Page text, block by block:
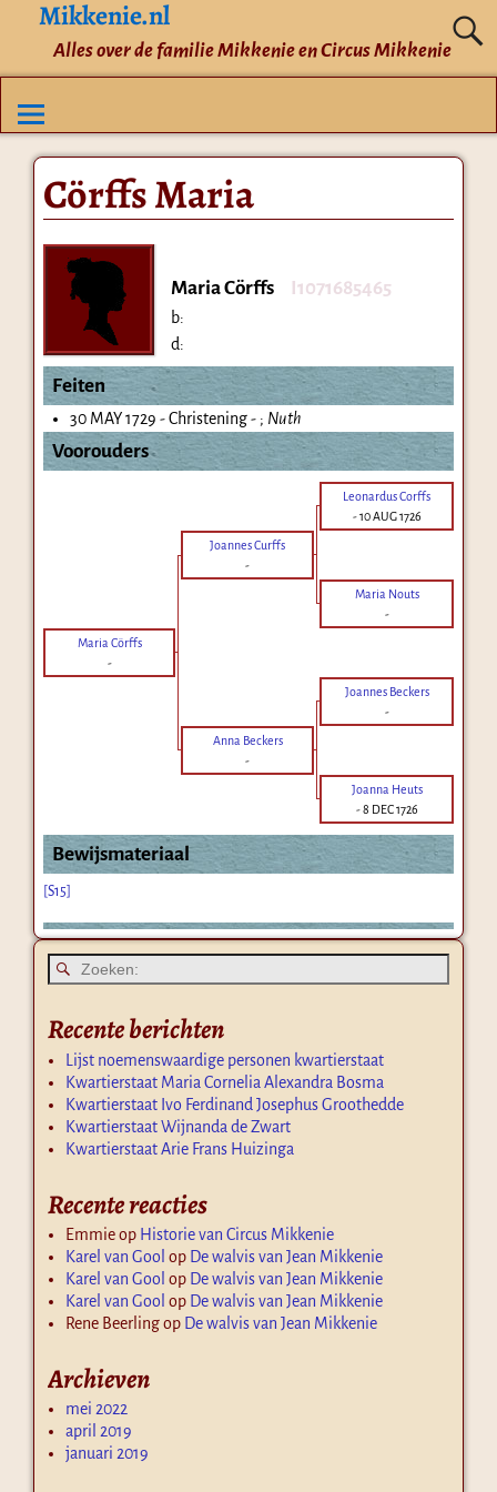
Mikkenie.nl
Alles over de familie Mikkenie en Circus Mikkenie
Cörffs Maria
Maria Cörffs I1071685465
b:
d:
Feiten
30 MAY 1729 - Christening - ; Nuth
Voorouders
Leonardus Corffs
-10 AUG 1726
Joannes Curffs
-
Maria Nouts
-
Maria Cörffs
-
Joannes Beckers
-
Anna Beckers
-
Joanna Heuts
-8 DEC 1726
Bewijsmateriaal
[S15]
Recente berichten
Lijst noemenswaardige personen kwartierstaat
Kwartierstaat Maria Cornelia Alexandra Bosma
Kwartierstaat Ivo Ferdinand Josephus Groothedde
Kwartierstaat Wijnanda de Zwart
Kwartierstaat Arie Frans Huizinga
Recente reacties
Emmieop Historie van Circus Mikkenie
Karel van Gool op De walvis van Jean Mikkenie
Karel van Gool op De walvis van Jean Mikkenie
Karel van Gool op De walvis van Jean Mikkenie
Rene Beerlingop De walvis van Jean Mikkenie
Archieven
mei 2022
april 2019
januari 2019